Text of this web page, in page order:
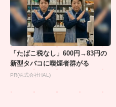
「たばこ税なし」600円→83円の
新型タバコに喫煙者群がる
PR(株式会社HAL)